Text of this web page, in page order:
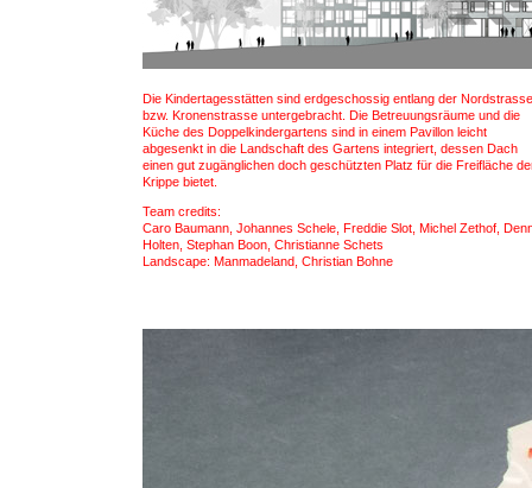
Die Kindertagesstätten sind erdgeschossig entlang der Nordstrasse
bzw. Kronenstrasse untergebracht. Die Betreuungsräume und die
Küche des Doppelkindergartens sind in einem Pavillon leicht
abgesenkt in die Landschaft des Gartens integriert, dessen Dach
einen gut zugänglichen doch geschützten Platz für die Freifläche
Krippe bietet.
Team credits:
Caro Baumann, Johannes Schele, Freddie Slot, Michel Zethof,
Holten, Stephan Boon, Christianne Schets
Landscape: Manmadeland, Christian Bohne